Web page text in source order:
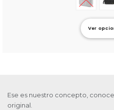
Ver
Ese es nuestro concepto,
original.